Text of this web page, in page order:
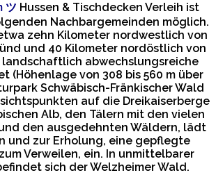
ツ Hussen & Tischdecken Verleih ist
Nachbargemeinden möglich.
zehn Kilometer nordwestlich von
und 40 Kilometer nordöstlich von
abwechslungsreiche
(Höhenlage von 308 bis 560 m über
Schwäbisch-Fränkischer Wald
auf die Dreikaiserberge
Alb, den Tälern mit den vielen
den ausgedehnten Wäldern, lädt
und zur Erholung, eine gepflegte
Verweilen, ein. In unmittelbarer
sich der Welzheimer Wald.